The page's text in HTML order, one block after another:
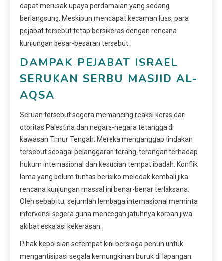
dapat merusak upaya perdamaian yang sedang
berlangsung. Meskipun mendapat kecaman luas, para
pejabat tersebut tetap bersikeras dengan rencana
kunjungan besar-besaran tersebut.
DAMPAK PEJABAT ISRAEL
SERUKAN SERBU MASJID AL-
AQSA
Seruan tersebut segera memancing reaksi keras dari
otoritas Palestina dan negara-negara tetangga di
kawasan Timur Tengah. Mereka menganggap tindakan
tersebut sebagai pelanggaran terang-terangan terhadap
hukum internasional dan kesucian tempat ibadah. Konflik
lama yang belum tuntas berisiko meledak kembali jika
rencana kunjungan massal ini benar-benar terlaksana.
Oleh sebab itu, sejumlah lembaga internasional meminta
intervensi segera guna mencegah jatuhnya korban jiwa
akibat eskalasi kekerasan.
Pihak kepolisian setempat kini bersiaga penuh untuk
mengantisipasi segala kemungkinan buruk di lapangan.